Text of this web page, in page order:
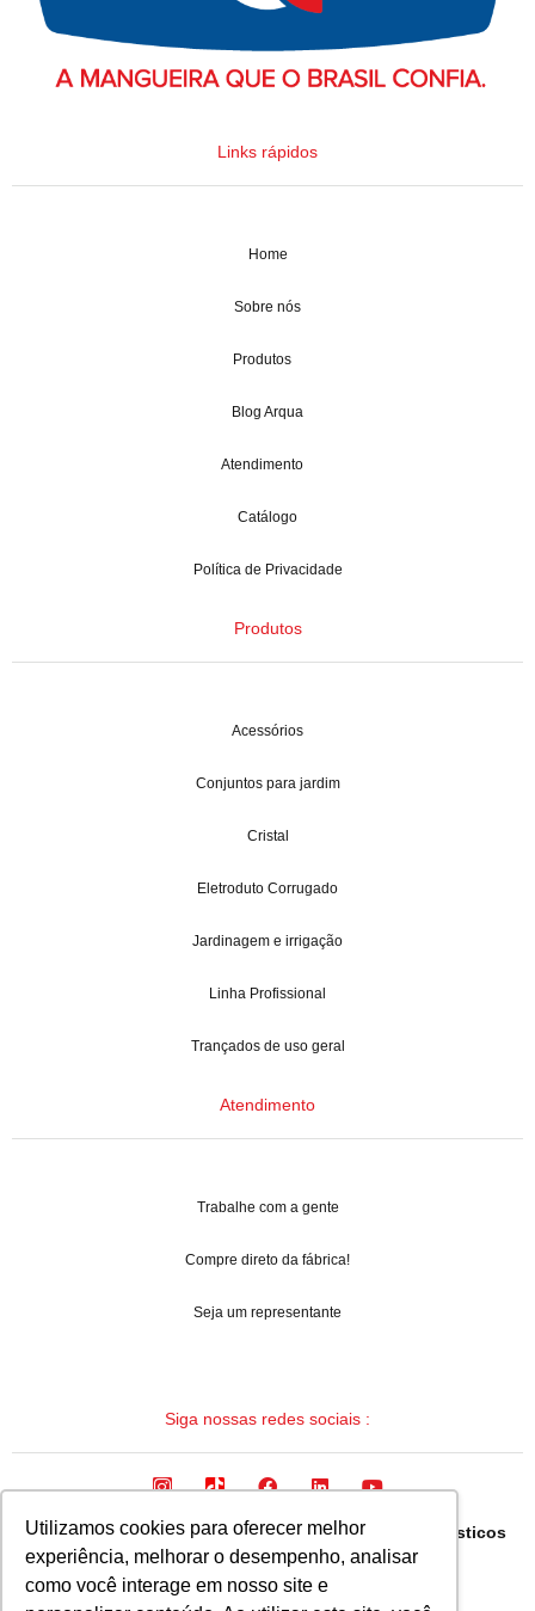
Utilizamos cookies para oferecer melhor
experiência, melhorar o desempenho, analisar
como você interage em nosso site e
Links rápidos
Home
Sobre nós
Produtos
Blog Arqua
Atendimento
Catálogo
Política de Privacidade
Produtos
Acessórios
Conjuntos para jardim
Cristal
Eletroduto Corrugado
Jardinagem e irrigação
Linha Profissional
Trançados de uso geral
Atendimento
Trabalhe com a gente
Compre direto da fábrica!
Seja um representante
Siga nossas redes sociais :
Arqua Industria Brasileira de Mangueiras e Termoplasticos
Ltda.
CNPJ: 08.133.315/0001-19